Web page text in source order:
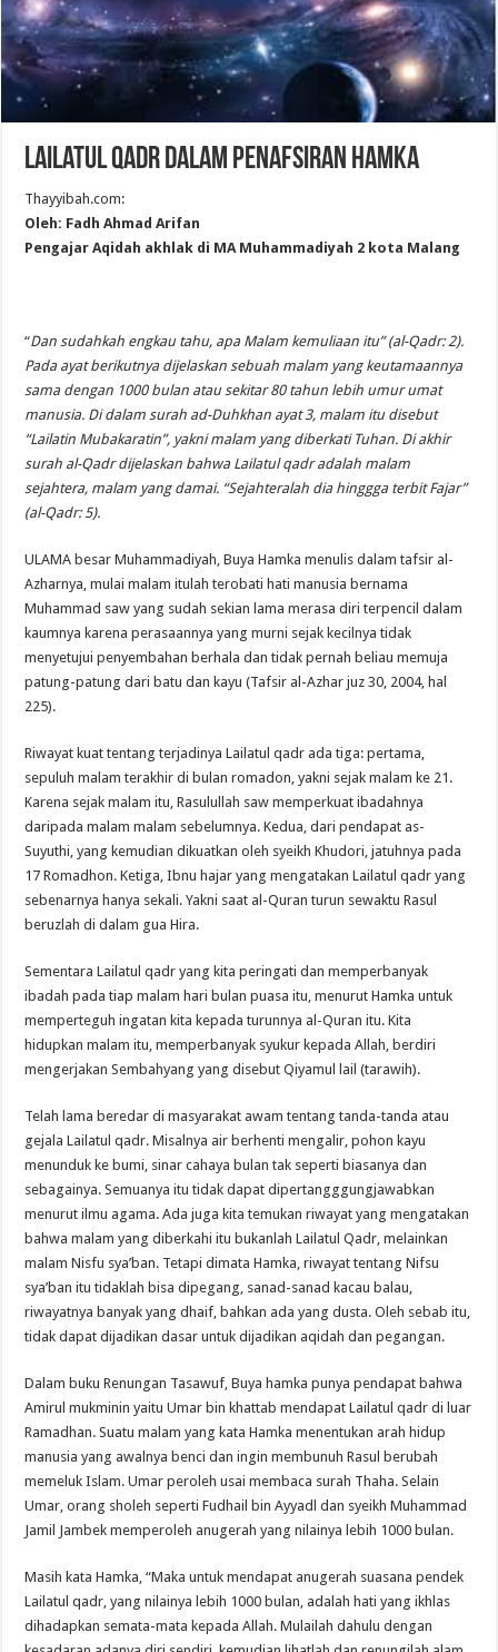
Lailatul Qadr Dalam Penafsiran Hamka
Thayyibah.com:
Oleh: Fadh Ahmad Arifan
Pengajar Aqidah akhlak di MA Muhammadiyah 2 kota Malang
“Dan sudahkah engkau tahu, apa Malam kemuliaan itu” (al-Qadr: 2).
Pada ayat berikutnya dijelaskan sebuah malam yang keutamaannya
sama dengan 1000 bulan atau sekitar 80 tahun lebih umur umat
manusia. Di dalam surah ad-Duhkhan ayat 3, malam itu disebut
“Lailatin Mubakaratin”, yakni malam yang diberkati Tuhan. Di akhir
surah al-Qadr dijelaskan bahwa Lailatul qadr adalah malam
sejahtera, malam yang damai. “Sejahteralah dia hinggga terbit Fajar”
(al-Qadr: 5).
ULAMA besar Muhammadiyah, Buya Hamka menulis dalam tafsir al-
Azharnya, mulai malam itulah terobati hati manusia bernama
Muhammad saw yang sudah sekian lama merasa diri terpencil dalam
kaumnya karena perasaannya yang murni sejak kecilnya tidak
menyetujui penyembahan berhala dan tidak pernah beliau memuja
patung-patung dari batu dan kayu (Tafsir al-Azhar juz 30, 2004, hal
225).
Riwayat kuat tentang terjadinya Lailatul qadr ada tiga: pertama,
sepuluh malam terakhir di bulan romadon, yakni sejak malam ke 21.
Karena sejak malam itu, Rasulullah saw memperkuat ibadahnya
daripada malam malam sebelumnya. Kedua, dari pendapat as-
Suyuthi, yang kemudian dikuatkan oleh syeikh Khudori, jatuhnya pada
17 Romadhon. Ketiga, Ibnu hajar yang mengatakan Lailatul qadr yang
sebenarnya hanya sekali. Yakni saat al-Quran turun sewaktu Rasul
beruzlah di dalam gua Hira.
Sementara Lailatul qadr yang kita peringati dan memperbanyak
ibadah pada tiap malam hari bulan puasa itu, menurut Hamka untuk
memperteguh ingatan kita kepada turunnya al-Quran itu. Kita
hidupkan malam itu, memperbanyak syukur kepada Allah, berdiri
mengerjakan Sembahyang yang disebut Qiyamul lail (tarawih).
Telah lama beredar di masyarakat awam tentang tanda-tanda atau
gejala Lailatul qadr. Misalnya air berhenti mengalir, pohon kayu
menunduk ke bumi, sinar cahaya bulan tak seperti biasanya dan
sebagainya. Semuanya itu tidak dapat dipertangggungjawabkan
menurut ilmu agama. Ada juga kita temukan riwayat yang mengatakan
bahwa malam yang diberkahi itu bukanlah Lailatul Qadr, melainkan
malam Nisfu sya’ban. Tetapi dimata Hamka, riwayat tentang Nifsu
sya’ban itu tidaklah bisa dipegang, sanad-sanad kacau balau,
riwayatnya banyak yang dhaif, bahkan ada yang dusta. Oleh sebab itu,
tidak dapat dijadikan dasar untuk dijadikan aqidah dan pegangan.
Dalam buku Renungan Tasawuf, Buya hamka punya pendapat bahwa
Amirul mukminin yaitu Umar bin khattab mendapat Lailatul qadr di luar
Ramadhan. Suatu malam yang kata Hamka menentukan arah hidup
manusia yang awalnya benci dan ingin membunuh Rasul berubah
memeluk Islam. Umar peroleh usai membaca surah Thaha. Selain
Umar, orang sholeh seperti Fudhail bin Ayyadl dan syeikh Muhammad
Jamil Jambek memperoleh anugerah yang nilainya lebih 1000 bulan.
Masih kata Hamka, “Maka untuk mendapat anugerah suasana pendek
Lailatul qadr, yang nilainya lebih 1000 bulan, adalah hati yang ikhlas
dihadapkan semata-mata kepada Allah. Mulailah dahulu dengan